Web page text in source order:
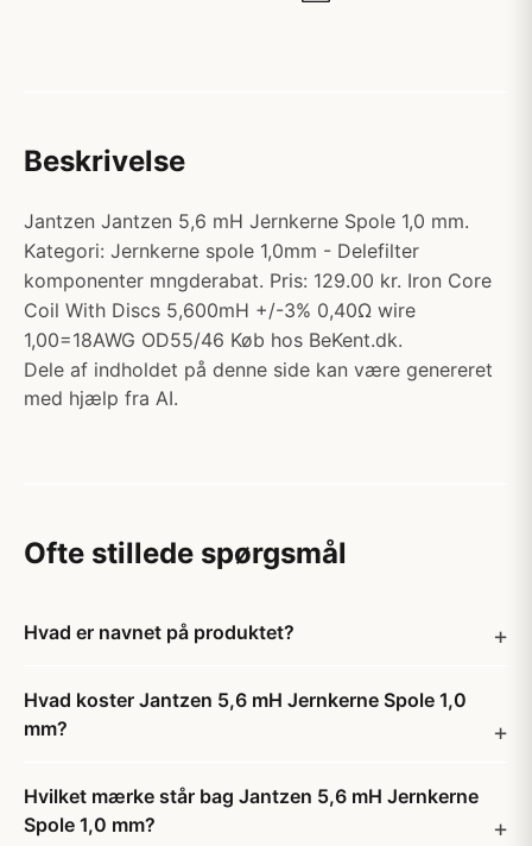
Beskrivelse
Jantzen Jantzen 5,6 mH Jernkerne Spole 1,0 mm.
Kategori: Jernkerne spole 1,0mm - Delefilter
komponenter mngderabat. Pris: 129.00 kr. Iron Core
Coil With Discs 5,600mH +/-3% 0,40Ω wire
1,00=18AWG OD55/46 Køb hos BeKent.dk.
Dele af indholdet på denne side kan være genereret
med hjælp fra AI.
Ofte stillede spørgsmål
Hvad er navnet på produktet?
Hvad koster Jantzen 5,6 mH Jernkerne Spole 1,0
mm?
Hvilket mærke står bag Jantzen 5,6 mH Jernkerne
Spole 1,0 mm?